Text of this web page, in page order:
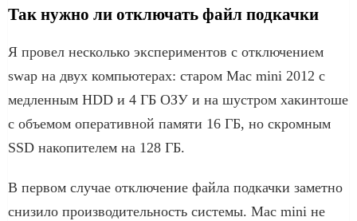
Так нужно ли отключать файл подкачки
Я провел несколько экспериментов с отключением
swap на двух компьютерах: старом Mac mini 2012 с
медленным HDD и 4 ГБ ОЗУ и на шустром хакинтоше
с объемом оперативной памяти 16 ГБ, но скромным
SSD накопителем на 128 ГБ.
В первом случае отключение файла подкачки заметно
снизило производительность системы. Mac mini не